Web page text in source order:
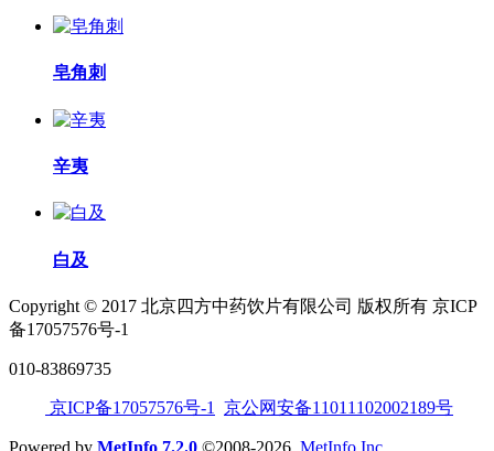
皂角刺
辛夷
白及
Copyright © 2017 北京四方中药饮片有限公司 版权所有 京ICP
备17057576号-1
010-83869735
京ICP备17057576号-1 京公网安备11011102002189号
Powered by MetInfo 7.2.0 ©2008-2026 MetInfo Inc.